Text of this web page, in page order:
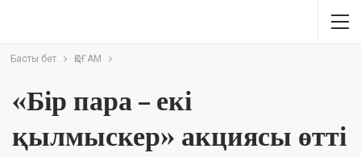
Басты бет ҚОҒАМ
«Бір пара – екі
қылмыскер» акциясы өтті